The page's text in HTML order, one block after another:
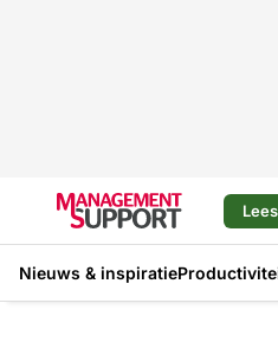
Nieuws & inspiratie